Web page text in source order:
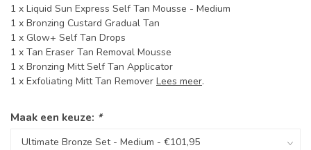
1 x Liquid Sun Express Self Tan Mousse - Medium
1 x Bronzing Custard Gradual Tan
1 x Glow+ Self Tan Drops
1 x Tan Eraser Tan Removal Mousse
1 x Bronzing Mitt Self Tan Applicator
1 x Exfoliating Mitt Tan Remover Lees meer.
Maak een keuze: *